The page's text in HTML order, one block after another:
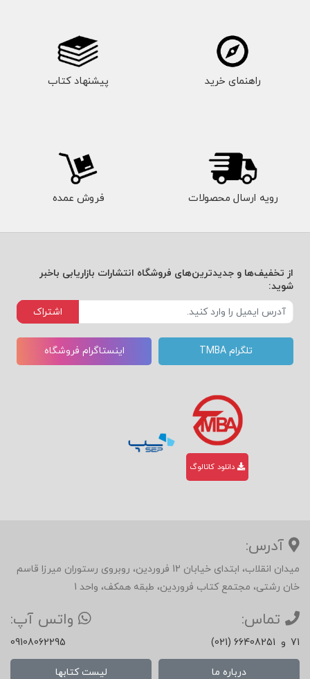
راهنمای خرید پیشنهاد کتاب
رویه ارسال محصولات فروش عمده
از تخفیف‌ها و جدیدترین‌های فروشگاه انتشارات بازاریابی باخبر
شوید:
اشتراک
تلگرام TMBA اینستاگرام فروشگاه
دانلود کاتالوگ
آدرس:
میدان انقلاب، ابتدای خیابان 12 فروردین، روبروی رستوران میرزا قاسم
خان رشتی، مجتمع کتاب فروردین، طبقه همکف، واحد 1
تماس:
(021) 66408251 و 71
واتس آپ:
09108062295
درباره ما لیست کتابها